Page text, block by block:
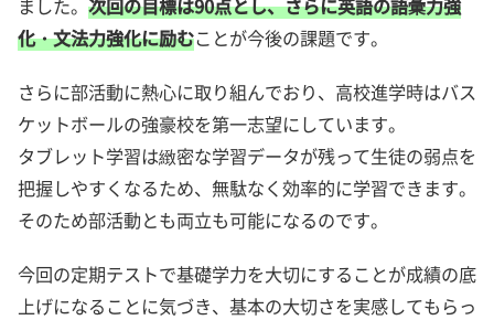
ました。 次回の目標は90点とし、さらに英語の語彙力強
化・文法力強化に励むことが今後の課題です。
さらに部活動に熱心に取り組んでおり、高校進学時はバス
ケットボールの強豪校を第一志望にしています。
タブレット学習は緻密な学習データが残って生徒の弱点を
把握しやすくなるため、無駄なく効率的に学習できます。
そのため部活動とも両立も可能になるのです。
今回の定期テストで基礎学力を大切にすることが成績の底
上げになることに気づき、基本の大切さを実感してもらっ